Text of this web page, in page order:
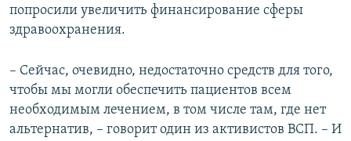
попросили увеличить финансирование сферы
здравоохранения.
– Сейчас, очевидно, недостаточно средств для того,
чтобы мы могли обеспечить пациентов всем
необходимым лечением, в том числе там, где нет
альтернатив, – говорит один из активистов ВСП. – И